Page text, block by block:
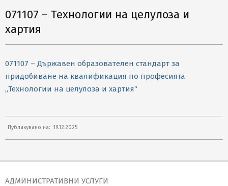
071107 – Технологии на целулоза и
хартия
071107 – Държавен образователен стандарт за
придобиване на квалификация по професията
„Технологии на целулоза и хартия“
Публикувано на: 19.12.2025
АДМИНИСТРАТИВНИ УСЛУГИ